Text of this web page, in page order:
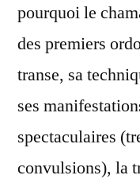
pourquoi le
des premiers
transe, sa
ses
spectaculaires
convulsions), la